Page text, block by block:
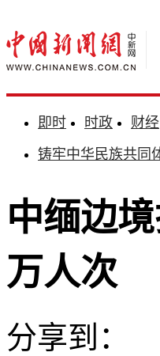
即时 时政 财经
铸牢中华民族共同
中缅边
万人次
分享到：